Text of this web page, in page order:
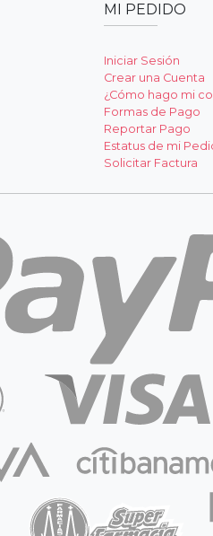
MI PEDIDO
Iniciar Sesión
Crear una Cuenta
¿Cómo hago mi
Formas de Pago
Reportar Pago
Estatus de mi
Solicitar Factura